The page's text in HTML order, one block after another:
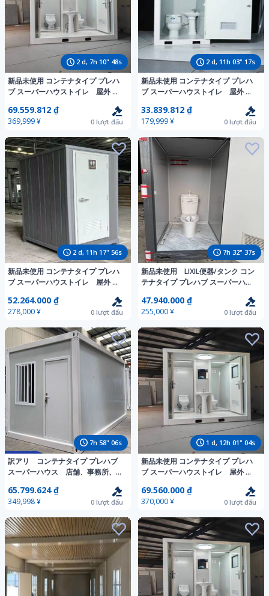
2 d, 7h 10" 46s
新品未使用 コンテナタイプ プレハ
ブ スーパーハウストイレ 屋外 防
レ ユニットバス 簡易トイレ男女別
可
69.559.812 ₫
369,999 ¥ 0 lượt đấu
2 d, 11h 03" 15s
新品未使用 コンテナタイプ プレハ
ブ スーパーハウストイレ 屋外 防
レ ユニットバス 簡易トイレ在庫
33.839.812 ₫
179,999 ¥ 0 lượt đấu
2 d, 11h 17" 54s
新品未使用 コンテナタイプ プレハ
ブ スーパーハウストイレ 屋外 防
レ ユニットバス 簡易トイレ在庫
52.264.000 ₫
278,000 ¥ 0 lượt đấu
7h 32" 35s
新品未使用 LIXIL便器/タンク コン
テナタイプ プレハブ スーパーハウ
ニットバス 簡易トイレ在庫
47.940.000 ₫
255,000 ¥ 0 lượt đấu
7h 58" 04s
訳アリ コンテナタイプ プレハブ
スーパーハウス 店舗、事務所、寮
窓2点、ドア1点 在庫品
65.799.624 ₫
349,998 ¥ 0 lượt đấu
1 d, 12h 01" 02s
新品未使用 コンテナタイプ プレハ
ブ スーパーハウストイレ 屋外 防
レ ユニットバス 簡易トイレ男女別
可
69.560.000 ₫
370,000 ¥ 0 lượt đấu